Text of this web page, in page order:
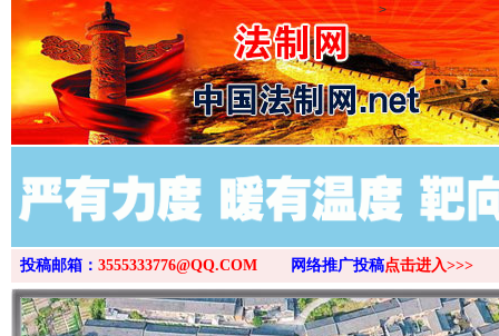
>
投稿邮箱： 3555333776@QQ.COM 网络推广投稿点击进入>>>